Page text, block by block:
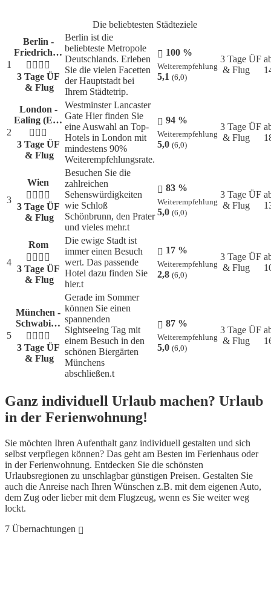
Die beliebtesten Städteziele
1
Berlin -
Friedrich…
3 Tage ÜF
& Flug
Berlin ist die
beliebteste Metropole
Deutschlands. Erleben
Sie die vielen Facetten
der Hauptstadt bei
Ihrem Städtetrip.
100 %
Weiterempfehlung
5,1 (6,0)
3 Tage ÜF
& Flug
2
London -
Ealing (E…
3 Tage ÜF
& Flug
Westminster Lancaster
Gate Hier finden Sie
eine Auswahl an Top-
Hotels in London mit
mindestens 90%
Weiterempfehlungsrate.
94 %
Weiterempfehlung
5,0 (6,0)
3 Tage ÜF
& Flug
3
Wien
3 Tage ÜF
& Flug
Besuchen Sie die
zahlreichen
Sehenswürdigkeiten
wie Schloß
Schönbrunn, den Prater
und vieles mehr.t
83 %
Weiterempfehlung
5,0 (6,0)
3 Tage ÜF
& Flug
4
Rom
3 Tage ÜF
& Flug
Die ewige Stadt ist
immer einen Besuch
wert. Das passende
Hotel dazu finden Sie
hier.t
17 %
Weiterempfehlung
2,8 (6,0)
3 Tage ÜF
& Flug
5
München -
Schwabi…
3 Tage ÜF
& Flug
Gerade im Sommer
können Sie einen
spannenden
Sightseeing Tag mit
einem Besuch in den
schönen Biergärten
Münchens
abschließen.t
87 %
Weiterempfehlung
5,0 (6,0)
3 Tage ÜF
& Flug
Ganz individuell Urlaub machen? Urlaub
in der Ferienwohnung!
Sie möchten Ihren Aufenthalt ganz individuell gestalten und sich
selbst verpflegen können? Das geht am Besten im Ferienhaus oder
in der Ferienwohnung. Entdecken Sie die schönsten
Urlaubsregionen zu unschlagbar günstigen Preisen. Gestalten Sie
auch die Anreise nach Ihren Wünschen z.B. mit dem eigenen Auto,
dem Zug oder lieber mit dem Flugzeug, wenn es Sie weiter weg
lockt.
7 Übernachtungen